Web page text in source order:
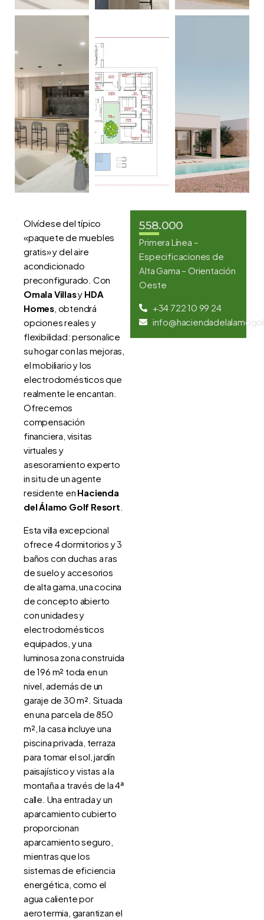
Olvídese del típico
«paquete de muebles
gratis» y del aire
acondicionado
preconfigurado. Con
Omala Villasy HDA
Homes, obtendrá
opciones reales y
flexibilidad: personalice
su hogar con las mejoras,
el mobiliario y los
electrodomésticos que
realmente le encantan.
Ofrecemos
compensación
financiera, visitas
virtuales y
asesoramiento experto
in situ de un agente
residente en Hacienda
del Álamo Golf Resort.
Esta villa excepcional
ofrece 4 dormitorios y 3
baños con duchas a ras
de suelo y accesorios
de alta gama, una cocina
de concepto abierto
con unidades y
electrodomésticos
equipados, y una
luminosa zona construida
de 196 m² toda en un
nivel, además de un
garaje de 30 m². Situada
en una parcela de 850
m², la casa incluye una
piscina privada, terraza
para tomar el sol, jardín
paisajístico y vistas a la
montaña a través de la 4ª
calle. Una entrada y un
aparcamiento cubierto
proporcionan
aparcamiento seguro,
mientras que los
sistemas de eficiencia
energética, como el
agua caliente por
aerotermia, garantizan el
558.000
Primera Línea –
Especificaciones de
Alta Gama – Orientación
Oeste
+34 722 10 99 24